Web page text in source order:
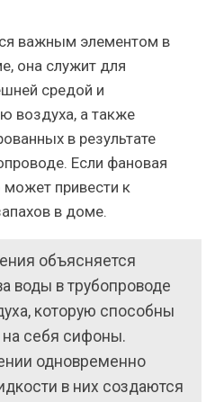
важным элементом в
она служит для
средой и
воздуха, а также
в результате
Если фановая
может привести к
в доме.
объясняется
воды в трубопроводе
которую способны
на себя сифоны.
одновременно
в них создаются